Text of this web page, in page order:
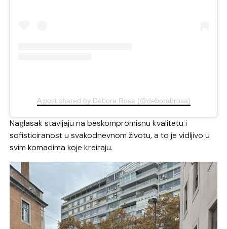
A post shared by Débora Rosa (@deborabrosa)
Naglasak stavljaju na beskompromisnu kvalitetu i
sofisticiranost u svakodnevnom životu, a to je vidljivo u
svim komadima koje kreiraju.